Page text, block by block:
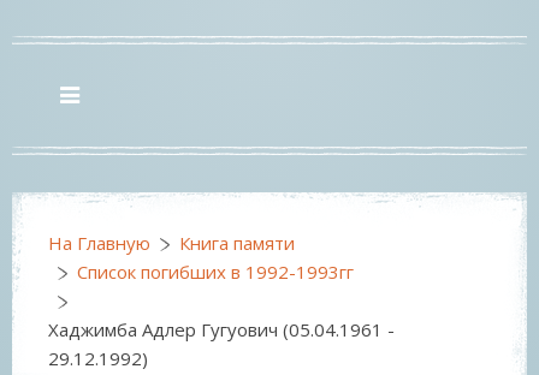
На Главную
Книга памяти
Список погибших в 1992-1993гг
Хаджимба Адлер Гугуович (05.04.1961 -
29.12.1992)